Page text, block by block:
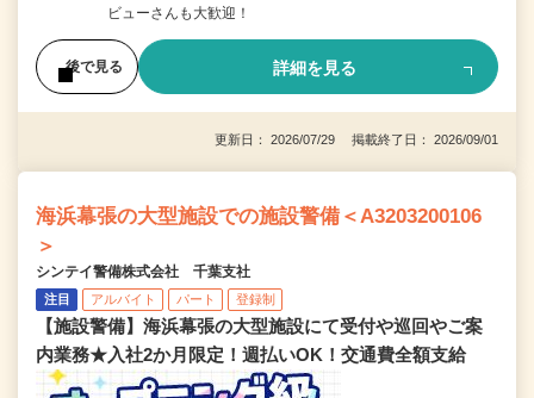
ビューさんも大歓迎！
後で見る 詳細を見る
更新日： 2026/07/29 掲載終了日： 2026/09/01
海浜幕張の大型施設での施設警備＜A3203200106
＞
シンテイ警備株式会社 千葉支社
注目 アルバイト パート 登録制
【施設警備】海浜幕張の大型施設にて受付や巡回やご案
内業務★入社2か月限定！週払いOK！交通費全額支給